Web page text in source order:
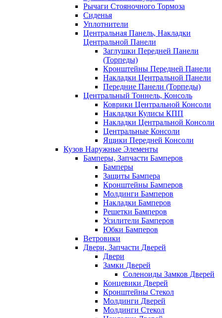
Рычаги Стояночного Тормоза
Сиденья
Уплотнители
Центральная Панель, Накладки
Центральной Панели
Заглушки Передней Панели
(Торпеды)
Кронштейны Передней Панели
Накладки Центральной Панели
Передние Панели (Торпеды)
Центральный Тоннель, Консоль
Коврики Центральной Консоли
Накладки Кулисы КПП
Накладки Центральной Консоли
Центральные Консоли
Ящики Передней Консоли
Кузов Наружные Элементы
Бамперы, Запчасти Бамперов
Бамперы
Защиты Бампера
Кронштейны Бамперов
Молдинги Бамперов
Накладки Бамперов
Решетки Бамперов
Усилители Бамперов
Юбки Бамперов
Ветровики
Двери, Запчасти Дверей
Двери
Замки Дверей
Соленоиды Замков Дверей
Концевики Дверей
Кронштейны Стекол
Молдинги Дверей
Молдинги Стекол